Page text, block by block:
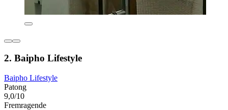
2. Baipho Lifestyle
Baipho Lifestyle
Patong
9,0/10
Fremragende